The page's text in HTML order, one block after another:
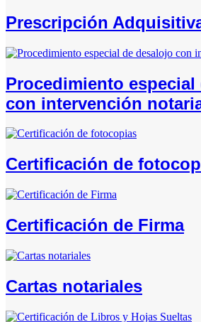
Prescripción
Procedimiento especial
con intervención
Certificación de
Certificación de Firma
Cartas notariales